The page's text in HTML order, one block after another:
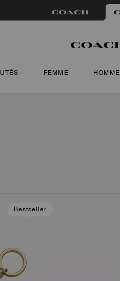
FEMME HOMME
Bestseller